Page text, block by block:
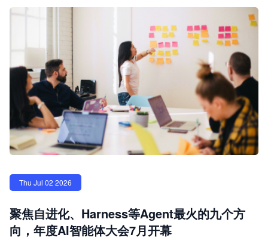
Thu Jul 02 2026
聚焦自进化、Harness等Agent最火的九个方
向，年度AI智能体大会7月开幕